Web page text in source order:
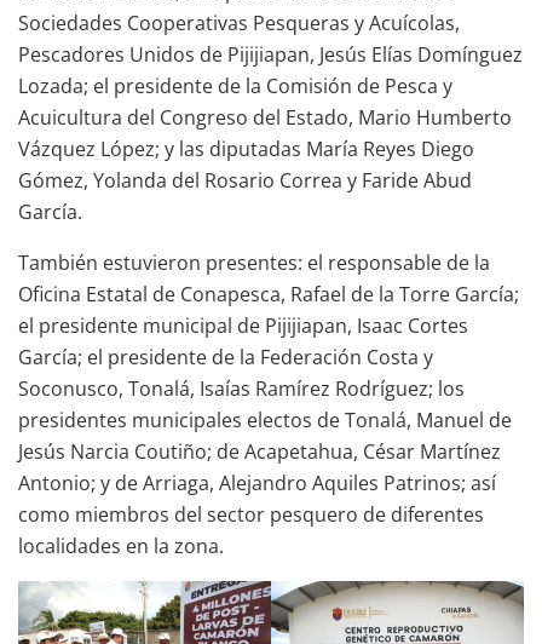
Sociedades Cooperativas Pesqueras y Acuícolas,
Pescadores Unidos de Pijijiapan, Jesús Elías Domínguez
Lozada; el presidente de la Comisión de Pesca y
Acuicultura del Congreso del Estado, Mario Humberto
Vázquez López; y las diputadas María Reyes Diego
Gómez, Yolanda del Rosario Correa y Faride Abud
García.
También estuvieron presentes: el responsable de la
Oficina Estatal de Conapesca, Rafael de la Torre García;
el presidente municipal de Pijijiapan, Isaac Cortes
García; el presidente de la Federación Costa y
Soconusco, Tonalá, Isaías Ramírez Rodríguez; los
presidentes municipales electos de Tonalá, Manuel de
Jesús Narcia Coutiño; de Acapetahua, César Martínez
Antonio; y de Arriaga, Alejandro Aquiles Patrinos; así
como miembros del sector pesquero de diferentes
localidades en la zona.